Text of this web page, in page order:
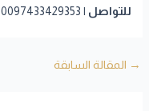
للتواصل | Contact: 0097433429353
→ المقالة السابقة